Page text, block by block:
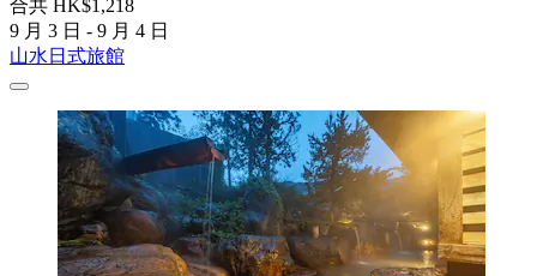
合共 HK$1,218
9 月 3 日 - 9 月 4 日
山水日式旅館